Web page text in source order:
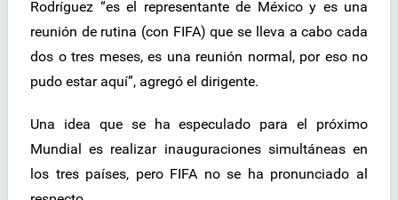
Rodríguez “es el representante de México y es una
reunión de rutina (con FIFA) que se lleva a cabo cada
dos o tres meses, es una reunión normal, por eso no
pudo estar aquí”, agregó el dirigente.
Una idea que se ha especulado para el próximo
Mundial es realizar inauguraciones simultáneas en
los tres países, pero FIFA no se ha pronunciado al